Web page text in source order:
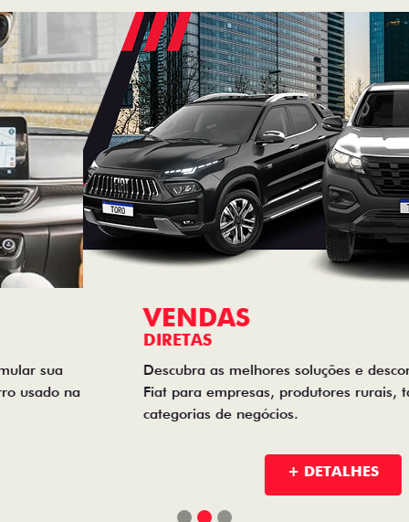
Descubra as melhores soluções e descontos em um novo
Fiat para empresas, produtores rurais, taxistas e outras
categorias de negócios.